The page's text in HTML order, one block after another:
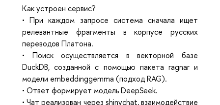
Как устроен сервис?
• При каждом запросе система сначала ищет
релевантные фрагменты в корпусе русских
переводов Платона.
• Поиск осуществляется в векторной базе
DuckDB, созданной с помощью пакета ragnar и
модели embeddinggemma (подход RAG).
• Ответ формирует модель DeepSeek.
• Чат реализован через shinychat, взаимодействие